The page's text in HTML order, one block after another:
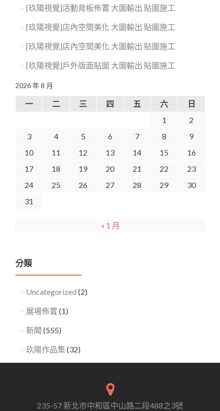
[玖陽視覺]活動背板佈置 大圖輸出 貼圖施工
[玖陽視覺]店內空間美化 大圖輸出 貼圖施工
[玖陽視覺]店內空間美化 大圖輸出 貼圖施工
[玖陽視覺]戶外版面貼圖 大圖輸出 貼圖施工
2026 年 8 月
一 二 三 四 五 六
日
1
2
3
4 5 6 7 8
9
10
11 12 13 14 15
16
17
18 19 20 21 22
23
24
25 26 27 28 29
30
31
« 1 月
分類
Uncategorized (2)
展場佈置 (1)
新聞 (555)
玖陽作品集 (32)
235-57 新北市中和區中山路二段488之3號